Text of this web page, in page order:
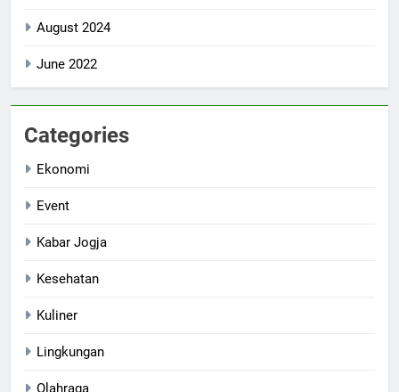
August 2024
June 2022
Categories
Ekonomi
Event
Kabar Jogja
Kesehatan
Kuliner
Lingkungan
Olahraga